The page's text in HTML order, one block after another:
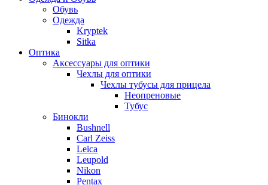
Обувь
Одежда
Kryptek
Sitka
Оптика
Аксессуары для оптики
Чехлы для оптики
Чехлы тубусы для прицела
Неопреновые
Тубус
Бинокли
Bushnell
Carl Zeiss
Leica
Leupold
Nikon
Pentax